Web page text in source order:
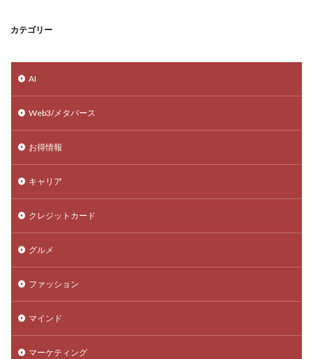
カテゴリー
AI
Web3/メタバース
お得情報
キャリア
クレジットカード
グルメ
ファッション
マインド
マーケティング